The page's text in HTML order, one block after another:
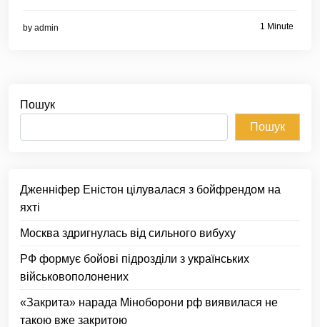
by admin 1 Minute
Пошук
Пошук
Дженніфер Еністон цілувалася з бойфрендом на
яхті
Москва здригнулась від сильного вибуху
РФ формує бойові підрозділи з українських
військовополонених
«Закрита» нарада Міноборони рф виявилася не
такою вже закритою